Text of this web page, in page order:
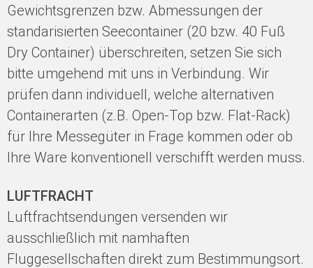
Gewichtsgrenzen bzw. Abmessungen der
standarisierten Seecontainer (20 bzw. 40 Fuß
Dry Container) überschreiten, setzen Sie sich
bitte umgehend mit uns in Verbindung. Wir
prüfen dann individuell, welche alternativen
Containerarten (z.B. Open-Top bzw. Flat-Rack)
für Ihre Messegüter in Frage kommen oder ob
Ihre Ware konventionell verschifft werden muss.
LUFTFRACHT
Luftfrachtsendungen versenden wir
ausschließlich mit namhaften
Fluggesellschaften direkt zum Bestimmungsort.